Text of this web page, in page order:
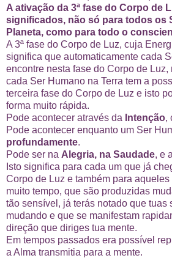
A ativação da 3ª fase do Corpo de
significados, não só para todos os
Planeta, como para todo o
A 3ª fase do Corpo de Luz, cuja
significa que automaticamente cada
encontre nesta fase do Corpo de Luz,
cada Ser Humano na Terra tem a
terceira fase do Corpo de Luz e isto
forma muito rápida.
Pode acontecer através da Intenção,
Pode acontecer enquanto um Ser
profundamente.
Pode ser na Alegria, na Saudade, e
Isto significa para cada um que já
Corpo de Luz e também para
muito tempo, que são produzidas
tão sensível, já terás notado que tuas
mudando e que se manifestam
direção que diriges tua mente.
Em tempos passados era possível
a Alma transmitia para a mente.